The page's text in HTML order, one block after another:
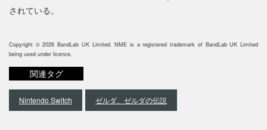
されている。
Copyright © 2026 BandLab UK Limited. NME is a registered trademark of BandLab UK Limited
being used under licence.
関連タグ
Nintendo Switch ゼルダ、ゼルダの伝説